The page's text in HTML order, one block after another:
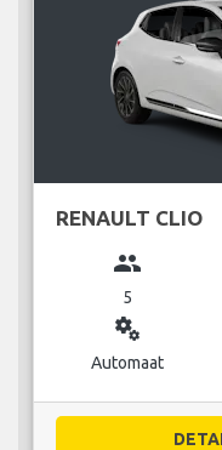
RENAULT CLIO
group
5
miscellaneous_services
Automaat